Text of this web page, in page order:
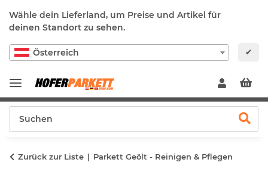
Wähle dein Lieferland, um Preise und Artikel für
deinen Standort zu sehen.
Österreich ✔
Zurück zur Liste Parkett Geölt - Reinigen & Pflegen